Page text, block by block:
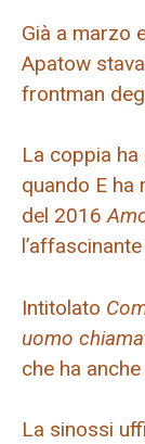
Già a marzo
Apatow
frontman
La coppia
quando E ha
del 2016
Intitolato
uomo
che ha
La sinossi